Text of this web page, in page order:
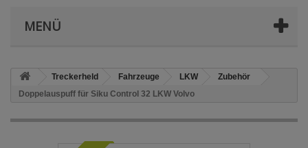
MENÜ
Treckerheld Fahrzeuge LKW
Zubehör
Doppelauspuff für Siku Control 32 LKW Volvo